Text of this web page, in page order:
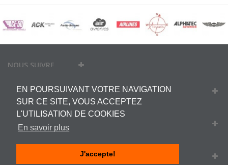
EN POURSUIVANT VOTRE NAVIGATION
SUR CE SITE, VOUS ACCEPTEZ
L'UTILISATION DE COOKIES
En savoir plus
J'accepte!
NOUS SUIVRE
MON COMPTE
INFORMATIONS
INFORMATIONS SUR VOTRE BOUTIQUE